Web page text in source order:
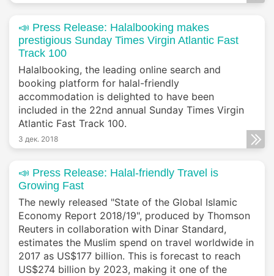
📣 Press Release: Halalbooking makes
prestigious Sunday Times Virgin Atlantic Fast
Track 100
Halalbooking, the leading online search and
booking platform for halal-friendly
accommodation is delighted to have been
included in the 22nd annual Sunday Times Virgin
Atlantic Fast Track 100.
3 дек. 2018
📣 Press Release: Halal-friendly Travel is
Growing Fast
The newly released "State of the Global Islamic
Economy Report 2018/19", produced by Thomson
Reuters in collaboration with Dinar Standard,
estimates the Muslim spend on travel worldwide in
2017 as US$177 billion. This is forecast to reach
US$274 billion by 2023, making it one of the